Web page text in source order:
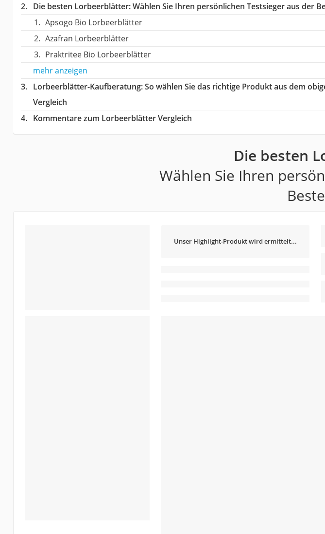
Die besten Lorbeerblätter:Wählen Sie Ihren persönlichen Testsieger aus der
Apsogo Bio Lorbeerblätter
Azafran Lorbeerblätter
Praktritee Bio Lorbeerblätter
mehr anzeigen
Lorbeerblätter-Kaufberatung: So wählen Sie das richtige Produkt aus dem
Vergleich
Kommentare zum Lorbeerblätter Vergleich
Die besten
Wählen Sie Ihren
Unser Highlight-Produkt wird ermittelt...